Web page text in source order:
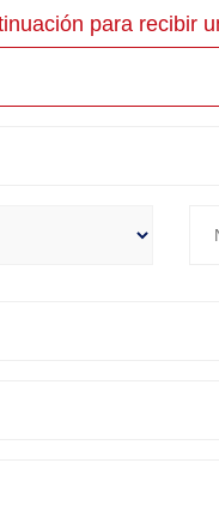
para recibir